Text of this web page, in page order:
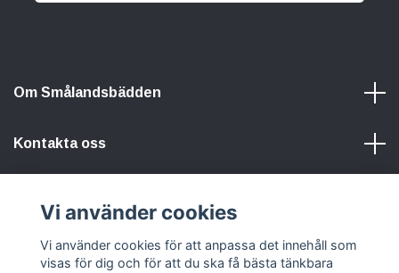
Om Smålandsbädden
Kontakta oss
Sociala medier
Vi använder cookies
Vi använder cookies för att anpassa det innehåll som
visas för dig och för att du ska få bästa tänkbara